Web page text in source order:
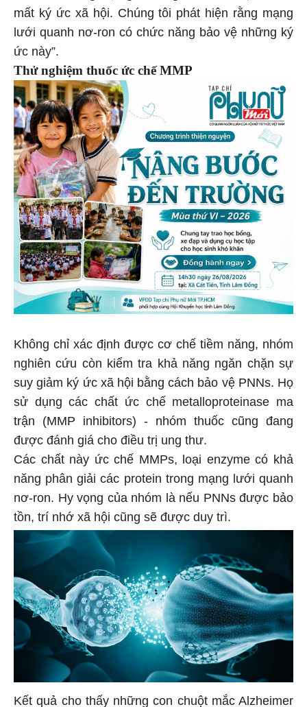
mất ký ức xã hội. Chúng tôi phát hiện rằng mạng
lưới quanh nơ-ron có chức năng bảo vệ những ký
ức này”.
Thử nghiệm thuốc ức chế MMP
Không chỉ xác định được cơ chế tiềm năng, nhóm
nghiên cứu còn kiểm tra khả năng ngăn chặn sự
suy giảm ký ức xã hội bằng cách bảo vệ PNNs. Họ
sử dụng các chất ức chế metalloproteinase ma
trận (MMP inhibitors) - nhóm thuốc cũng đang
được đánh giá cho điều trị ung thư.
Các chất này ức chế MMPs, loại enzyme có khả
năng phân giải các protein trong mạng lưới quanh
nơ-ron. Hy vọng của nhóm là nếu PNNs được bảo
tồn, trí nhớ xã hội cũng sẽ được duy trì.
Kết quả cho thấy những con chuột mắc Alzheimer